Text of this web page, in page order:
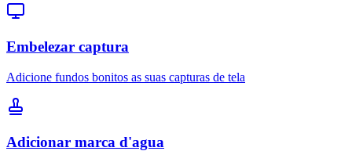
Embelezar captura
Adicione fundos bonitos as suas capturas de tela
Adicionar marca d'agua